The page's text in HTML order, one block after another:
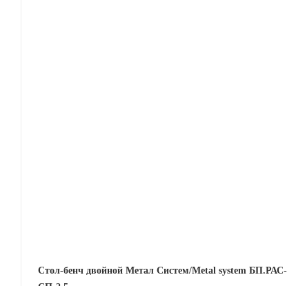
Стол-бенч двойной Метал Систем/Metal system БП.РАС-